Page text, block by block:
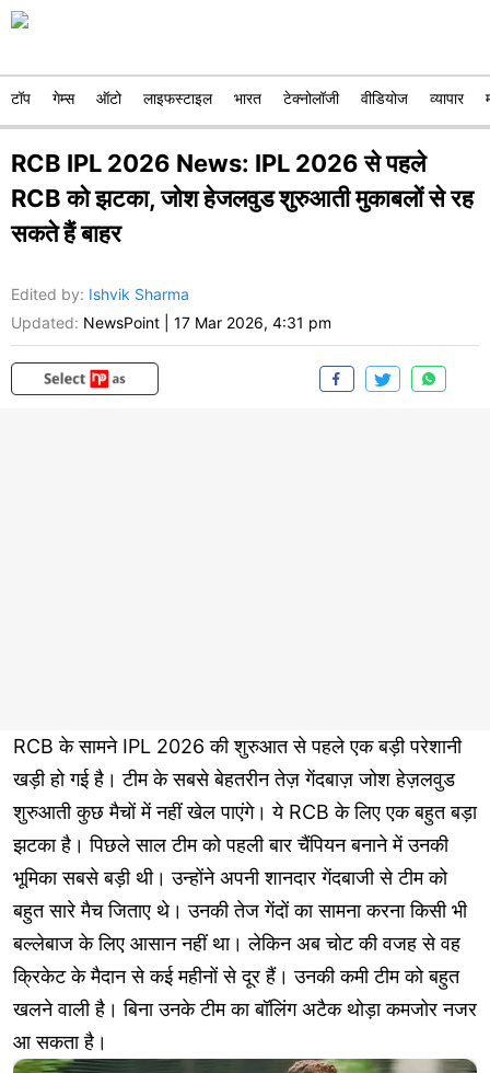
टॉप गेम्स ऑटो लाइफस्टाइल भारत टेक्नोलॉजी वीडियोज व्यापार
RCB IPL 2026 News: IPL 2026 से पहले
RCB को झटका, जोश हेजलवुड शुरुआती मुकाबलों से रह
सकते हैं बाहर
Edited by: Ishvik Sharma
Updated: NewsPoint 17 Mar 2026, 4:31 pm
RCB के सामने IPL 2026 की शुरुआत से पहले एक बड़ी परेशानी
खड़ी हो गई है। टीम के सबसे बेहतरीन तेज़ गेंदबाज़ जोश हेज़लवुड
शुरुआती कुछ मैचों में नहीं खेल पाएंगे। ये RCB के लिए एक बहुत बड़ा
झटका है। पिछले साल टीम को पहली बार चैंपियन बनाने में उनकी
भूमिका सबसे बड़ी थी। उन्होंने अपनी शानदार गेंदबाजी से टीम को
बहुत सारे मैच जिताए थे। उनकी तेज गेंदों का सामना करना किसी भी
बल्लेबाज के लिए आसान नहीं था। लेकिन अब चोट की वजह से वह
क्रिकेट के मैदान से कई महीनों से दूर हैं। उनकी कमी टीम को बहुत
खलने वाली है। बिना उनके टीम का बॉलिंग अटैक थोड़ा कमजोर नजर
आ सकता है।